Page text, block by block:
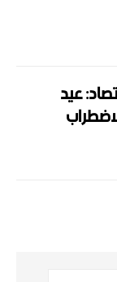
عيد